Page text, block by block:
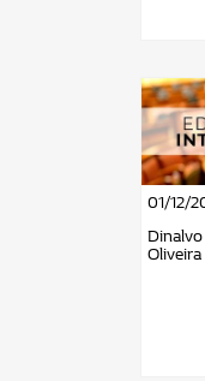
01/12/
Oliveira